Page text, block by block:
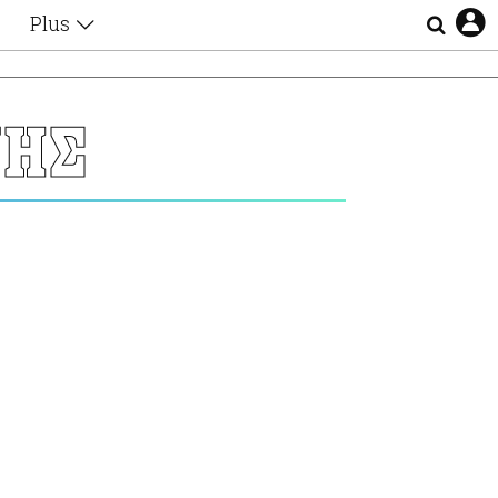
Plus
Αφιερώματα
Ζώδια